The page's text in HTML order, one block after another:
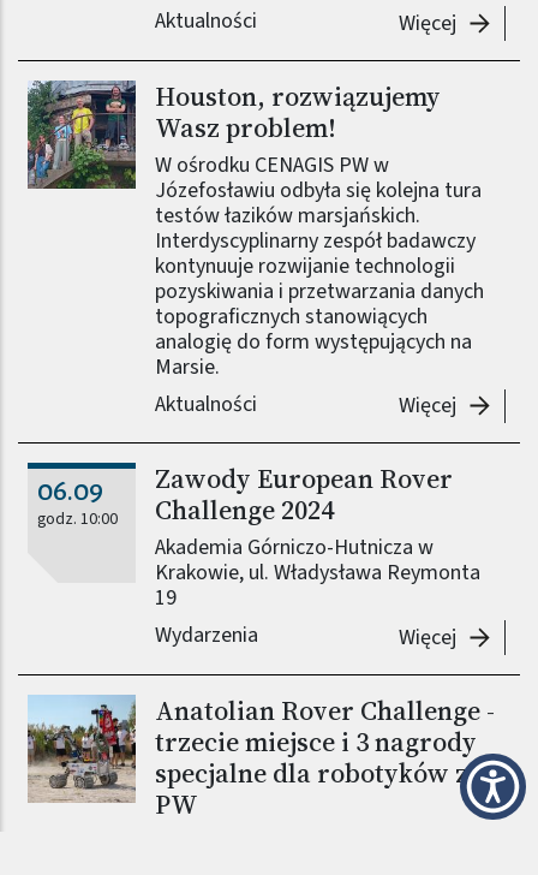
Aktualności
Więcej Kiedy
Houston, rozwiązujemy
Wasz problem!
W ośrodku CENAGIS PW w
Józefosławiu odbyła się kolejna tura
testów łazików marsjańskich.
Interdyscyplinarny zespół badawczy
kontynuuje rozwijanie technologii
pozyskiwania i przetwarzania danych
topograficznych stanowiących
analogię do form występujących na
Marsie.
Aktualności
Więcej
06.09
godz. 10:00
Zawody European Rover
Challenge 2024
Akademia Górniczo-Hutnicza w
Krakowie, ul. Władysława Reymonta
19
Wydarzenia
Więcej
Anatolian Rover Challenge -
trzecie miejsce i 3 nagrody
specjalne dla robotyków z
PW